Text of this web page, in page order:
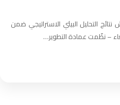
التحليل البيئي الاستراتيجي ضمن
– نظّمت عمادة التطوير…